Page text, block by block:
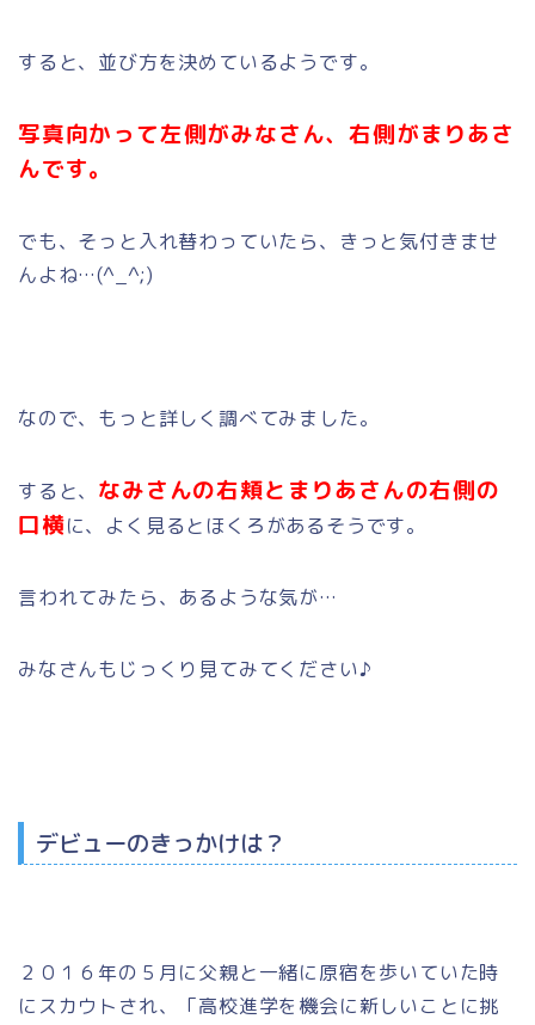
すると、並び方を決めているようです。
写真向かって左側がみなさん、右側がまりあさ
んです。
でも、そっと入れ替わっていたら、きっと気付きませ
んよね…(^_^;)
なので、もっと詳しく調べてみました。
すると、 なみさんの右頬とまりあさんの右側の
口横に、よく見るとほくろがあるそうです。
言われてみたら、あるような気が…
みなさんもじっくり見てみてください♪
デビューのきっかけは？
２０１６年の５月に父親と一緒に原宿を歩いていた時
にスカウトされ、「高校進学を機会に新しいことに挑